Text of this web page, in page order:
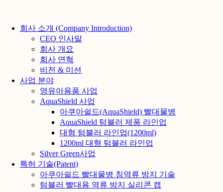
회사 소개 (Company Introduction)
CEO 인사말
회사 개요
회사 연혁
비전 & 미션
사업 분야
영유아용품 사업
AquaShield 사업
아쿠아쉴드(AquaShield) 빨대물병
AquaShield 텀블러 제품 라인업
대형 텀블러 라인업(1200ml)
1200ml 대형 텀블러 라인업
Silver Green사업
특허 기술(Patent)
아쿠아쉴드 빨대물병 침역류 방지 기술
텀블러 빨대용 역류 방지 실리콘 캡